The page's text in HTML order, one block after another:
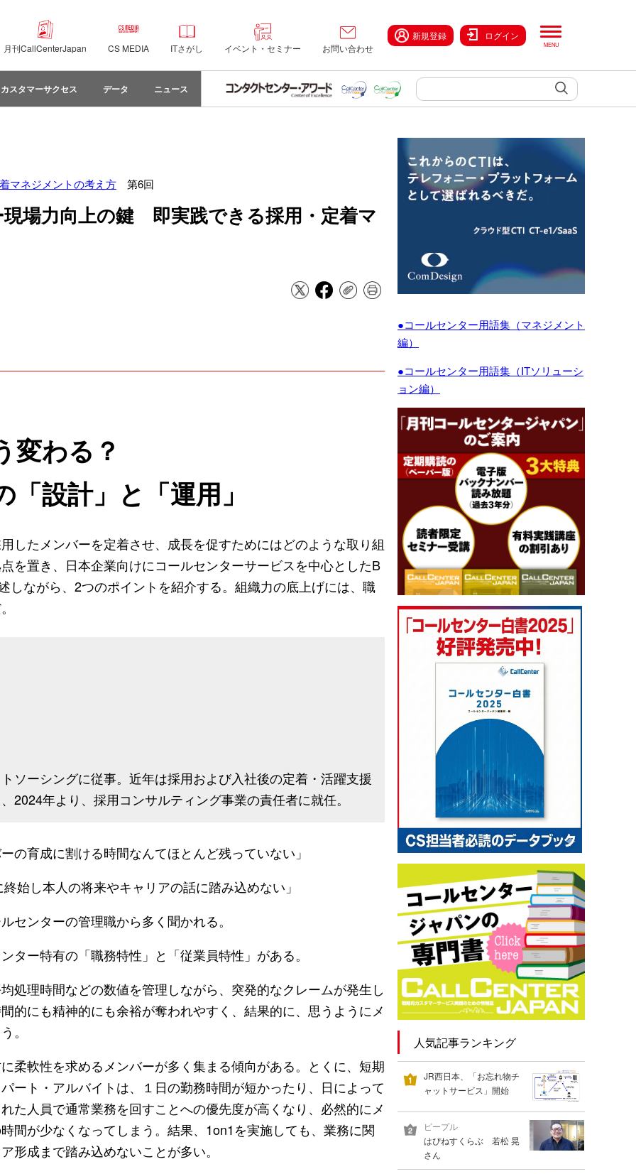
月刊CallCenterJapan CS MEDIA ITさがし イベント・セミナー お問い合わせ
新規登録 ログイン
カスタマーサクセス データ ニュース
マネジメントの考え方 第6回
場力向上の鍵 即実践できる採用・定着マ
変わる？
設計」と「運用」
したメンバーを定着させ、成長を促すためにはどのような取り組
を置き、日本企業向けにコールセンターサービスを中心としたB
しながら、2つのポイントを紹介する。組織力の底上げには、職
ソーシングに従事。近年は採用および入社後の定着・活躍支援
2024年より、採用コンサルティング事業の責任者に就任。
育成に割ける時間なんてほとんど残っていない」
し本人の将来やキャリアの話に踏み込めない」
ンターの管理職から多く聞かれる。
ー特有の「職務特性」と「従業員特性」がある。
理時間などの数値を管理しながら、突発的なクレームが発生し
的にも精神的にも余裕が奪われやすく、結果的に、思うようにメ
。
軟性を求めるメンバーが多く集まる傾向がある。とくに、短期
ート・アルバイトは、１日の勤務時間が短かったり、日によって
た人員で通常業務を回すことへの優先度が高くなり、必然的にメ
間が少なくなってしまう。結果、1on1を実施しても、業務に関
形成まで踏み込めないことが多い。
●コールセンター用語集（マネジメント
編）
●コールセンター用語集（ITソリューシ
ョン編）
人気記事ランキング
JR西日本、「お忘れ物チ
ャットサービス」開始
ピープル
はぴねすくらぶ 若松 晃
さん